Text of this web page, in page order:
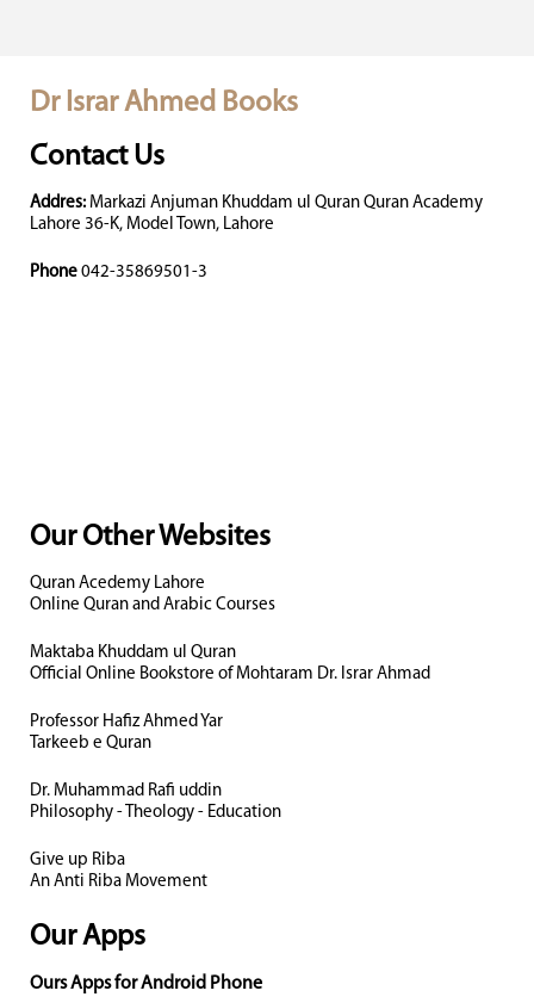
Dr Israr Ahmed Books
Contact Us
Addres: Markazi Anjuman Khuddam ul Quran Quran Academy
Lahore 36-K, Model Town, Lahore
Phone 042-35869501-3
Our Other Websites
Quran Acedemy Lahore
Online Quran and Arabic Courses
Maktaba Khuddam ul Quran
Official Online Bookstore of Mohtaram Dr. Israr Ahmad
Professor Hafiz Ahmed Yar
Tarkeeb e Quran
Dr. Muhammad Rafi uddin
Philosophy - Theology - Education
Give up Riba
An Anti Riba Movement
Our Apps
Ours Apps for Android Phone